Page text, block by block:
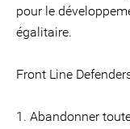
pour le
égalitaire.
Front Line
1. Abandonner